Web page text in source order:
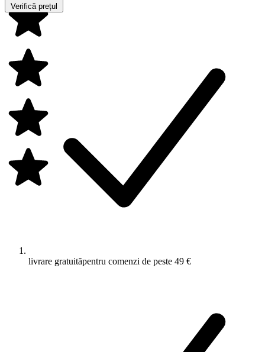
Verifică prețul
livrare gratuităpentru comenzi de peste 49 €